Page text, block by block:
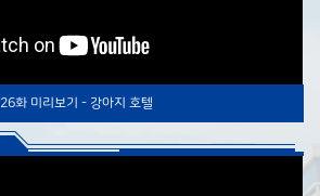
26화 미리보기 - 강아지 호텔